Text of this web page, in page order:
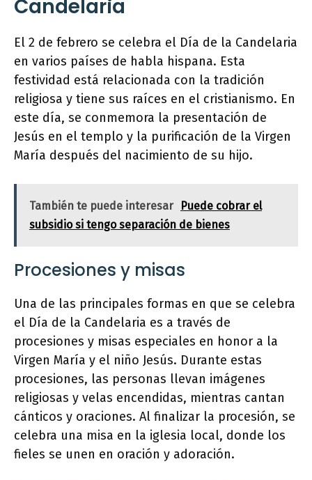
Candelaria
El 2 de febrero se celebra el Día de la Candelaria
en varios países de habla hispana. Esta
festividad está relacionada con la tradición
religiosa y tiene sus raíces en el cristianismo. En
este día, se conmemora la presentación de
Jesús en el templo y la purificación de la Virgen
María después del nacimiento de su hijo.
También te puede interesar
Puede cobrar el
subsidio si tengo separación de bienes
Procesiones y misas
Una de las principales formas en que se celebra
el Día de la Candelaria es a través de
procesiones y misas especiales en honor a la
Virgen María y el niño Jesús. Durante estas
procesiones, las personas llevan imágenes
religiosas y velas encendidas, mientras cantan
cánticos y oraciones. Al finalizar la procesión, se
celebra una misa en la iglesia local, donde los
fieles se unen en oración y adoración.